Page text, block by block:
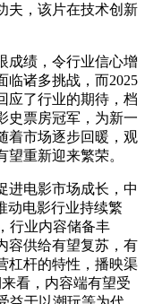
夫，该片在技术创新
成绩，令行业信心增
临诸多挑战，而2025
应了行业的期待，档
史票房冠军，为新一
着市场逐步回暖，观
重新迎来繁荣。
进电影市场成长，中
动电影行业持续繁
行业内容储备丰
容供给有望复苏，有
杠杆的特性，播映渠
看，内容端有望受